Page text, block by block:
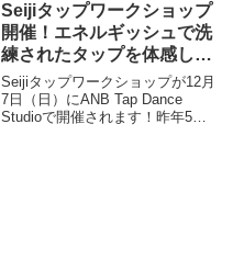
Seijiタップワークショップ
開催！エネルギッシュで洗
練されたタップを体感しよ
う｜ANB Tap Dance
Studio
Seijiタップワークショップが12月
7日（日）にANB Tap Dance
Studioで開催されます！昨年5月